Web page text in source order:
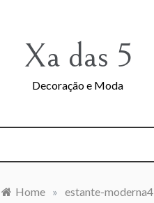
Xa das 5
Decoração e Moda
Home » estante-moderna4